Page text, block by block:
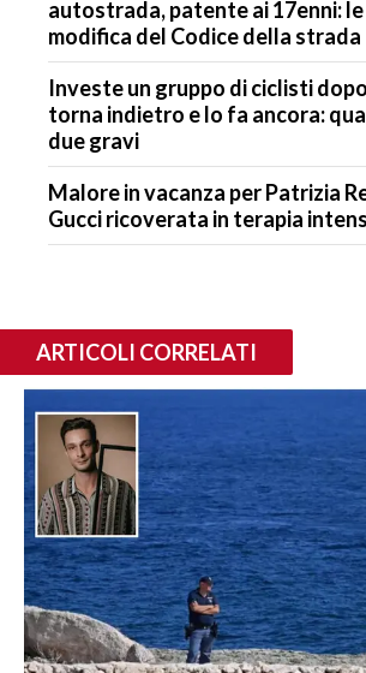
autostrada, patente ai 17enni:
modifica del Codice della strada
Investe un gruppo di ciclisti
torna indietro e lo fa ancora:
due gravi
Malore in vacanza per Patrizia
Gucci ricoverata in terapia
ARTICOLI CORRELATI